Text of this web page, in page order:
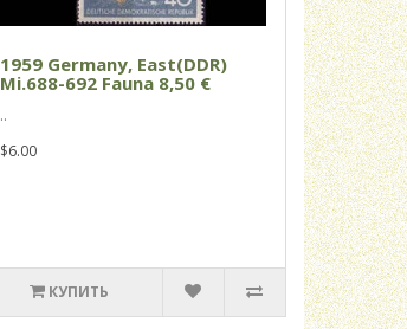
1959 Germany, East(DDR)
Mi.688-692 Fauna 8,50 €
..
$6.00
КУПИТЬ